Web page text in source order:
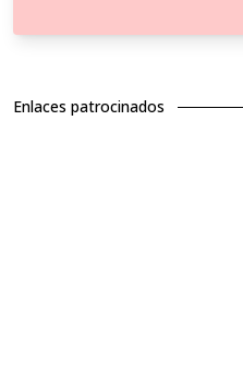
Enlaces patrocinados